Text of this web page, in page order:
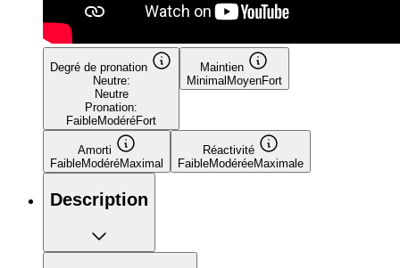
Degré de pronation
Neutre:
Neutre
Pronation:
FaibleModéréFort
Maintien
Minimal MoyenFort
Amorti
FaibleModéréMaximal
Réactivité
FaibleModéréeMaximale
Description